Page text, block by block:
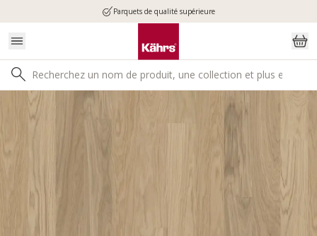
Parquets de qualité supérieure